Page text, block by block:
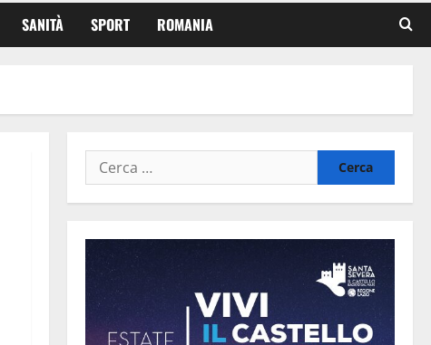
SANITÀ SPORT ROMANIA
Ricerca
per: